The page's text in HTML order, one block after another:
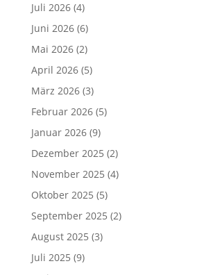
Juli 2026(4)
Juni 2026(6)
Mai 2026(2)
April 2026(5)
März 2026(3)
Februar 2026(5)
Januar 2026(9)
Dezember 2025 (2)
November 2025 (4)
Oktober 2025 (5)
September 2025 (2)
August 2025 (3)
Juli 2025 (9)